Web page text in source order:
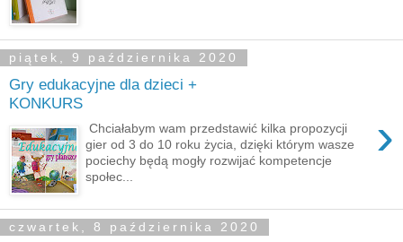
piątek, 9 października 2020
Gry edukacyjne dla dzieci +
KONKURS
›
Chciałabym wam przedstawić kilka propozycji
gier od 3 do 10 roku życia, dzięki którym wasze
pociechy będą mogły rozwijać kompetencje
społec...
czwartek, 8 października 2020